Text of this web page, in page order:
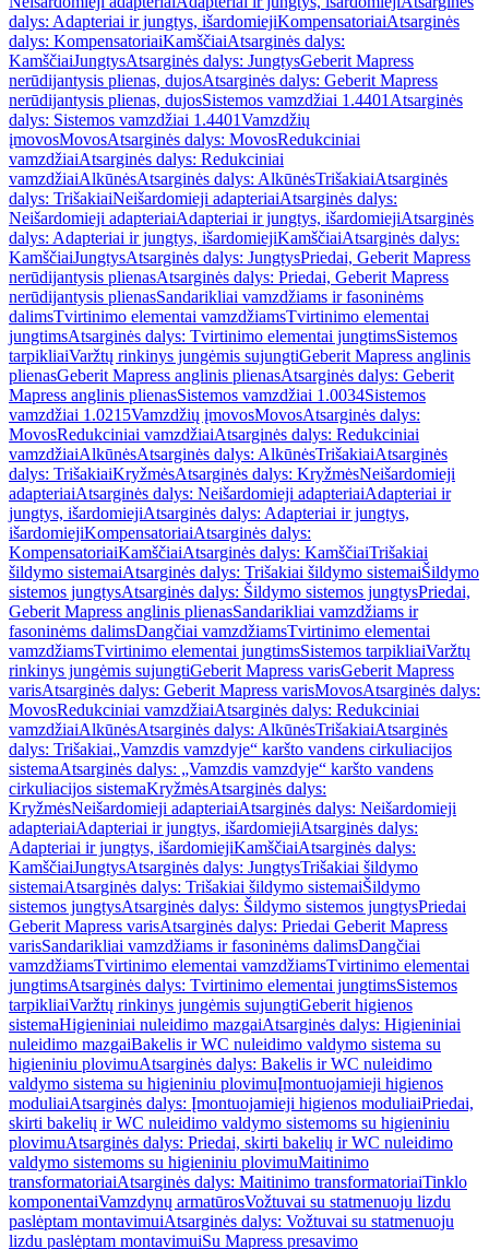
dalys: Adapteriai ir jungtys, išardomiejiKompensatoriaiAtsarginės
dalys: KompensatoriaiKamščiaiAtsarginės dalys:
KamščiaiJungtysAtsarginės dalys: JungtysGeberit Mapress
nerūdijantysis plienas, dujosAtsarginės dalys: Geberit Mapress
nerūdijantysis plienas, dujosSistemos vamzdžiai 1.4401 Atsarginės
dalys: Sistemos vamzdžiai 1.4401Vamzdžių
įmovosMovosAtsarginės dalys: MovosRedukciniai
vamzdžiaiAtsarginės dalys: Redukciniai
vamzdžiaiAlkūnėsAtsarginės dalys: AlkūnėsTrišakiaiAtsarginės
dalys: TrišakiaiNeišardomieji adapteriaiAtsarginės dalys:
Neišardomieji adapteriaiAdapteriai ir jungtys, išardomiejiAtsarginės
dalys: Adapteriai ir jungtys, išardomiejiKamščiaiAtsarginės dalys:
KamščiaiJungtysAtsarginės dalys: JungtysPriedai, Geberit Mapress
nerūdijantysis plienasAtsarginės dalys: Priedai, Geberit Mapress
nerūdijantysis plienasSandarikliai vamzdžiams ir fasoninėms
dalimsTvirtinimo elementai vamzdžiamsTvirtinimo elementai
jungtimsAtsarginės dalys: Tvirtinimo elementai jungtimsSistemos
tarpikliaiVaržtų rinkinys jungėmis sujungtiGeberit Mapress anglinis
plienasGeberit Mapress anglinis plienasAtsarginės dalys: Geberit
Mapress anglinis plienasSistemos vamzdžiai 1.0034Sistemos
vamzdžiai 1.0215Vamzdžių įmovosMovosAtsarginės dalys:
MovosRedukciniai vamzdžiaiAtsarginės dalys: Redukciniai
vamzdžiaiAlkūnėsAtsarginės dalys: AlkūnėsTrišakiaiAtsarginės
dalys: TrišakiaiKryžmėsAtsarginės dalys: KryžmėsNeišardomieji
adapteriaiAtsarginės dalys: Neišardomieji adapteriaiAdapteriai ir
jungtys, išardomiejiAtsarginės dalys: Adapteriai ir jungtys,
išardomiejiKompensatoriaiAtsarginės dalys:
KompensatoriaiKamščiaiAtsarginės dalys: KamščiaiTrišakiai
šildymo sistemaiAtsarginės dalys: Trišakiai šildymo sistemaiŠildymo
sistemos jungtysAtsarginės dalys: Šildymo sistemos jungtysPriedai,
Geberit Mapress anglinis plienasSandarikliai vamzdžiams ir
fasoninėms dalimsDangčiai vamzdžiamsTvirtinimo elementai
vamzdžiamsTvirtinimo elementai jungtimsSistemos tarpikliaiVaržtų
rinkinys jungėmis sujungtiGeberit Mapress varisGeberit Mapress
varisAtsarginės dalys: Geberit Mapress varisMovosAtsarginės dalys:
MovosRedukciniai vamzdžiaiAtsarginės dalys: Redukciniai
vamzdžiaiAlkūnėsAtsarginės dalys: AlkūnėsTrišakiaiAtsarginės
dalys: Trišakiai„Vamzdis vamzdyje“ karšto vandens cirkuliacijos
sistemaAtsarginės dalys: „Vamzdis vamzdyje“ karšto vandens
cirkuliacijos sistemaKryžmėsAtsarginės dalys:
KryžmėsNeišardomieji adapteriaiAtsarginės dalys: Neišardomieji
adapteriaiAdapteriai ir jungtys, išardomiejiAtsarginės dalys:
Adapteriai ir jungtys, išardomiejiKamščiaiAtsarginės dalys:
KamščiaiJungtysAtsarginės dalys: JungtysTrišakiai šildymo
sistemaiAtsarginės dalys: Trišakiai šildymo sistemaiŠildymo
sistemos jungtysAtsarginės dalys: Šildymo sistemos jungtysPriedai
Geberit Mapress varisAtsarginės dalys: Priedai Geberit Mapress
varisSandarikliai vamzdžiams ir fasoninėms dalimsDangčiai
vamzdžiamsTvirtinimo elementai vamzdžiamsTvirtinimo elementai
jungtimsAtsarginės dalys: Tvirtinimo elementai jungtimsSistemos
tarpikliaiVaržtų rinkinys jungėmis sujungtiGeberit higienos
sistemaHigieniniai nuleidimo mazgaiAtsarginės dalys: Higieniniai
nuleidimo mazgaiBakelis ir WC nuleidimo valdymo sistema su
higieniniu plovimuAtsarginės dalys: Bakelis ir WC nuleidimo
valdymo sistema su higieniniu plovimuĮmontuojamieji higienos
moduliaiAtsarginės dalys: Įmontuojamieji higienos moduliaiPriedai,
skirti bakelių ir WC nuleidimo valdymo sistemoms su higieniniu
plovimuAtsarginės dalys: Priedai, skirti bakelių ir WC nuleidimo
valdymo sistemoms su higieniniu plovimuMaitinimo
transformatoriaiAtsarginės dalys: Maitinimo transformatoriaiTinklo
komponentaiVamzdynų armatūrosVožtuvai su statmenuoju lizdu
paslėptam montavimuiAtsarginės dalys: Vožtuvai su statmenuoju
lizdu paslėptam montavimuiSu Mapress presavimo